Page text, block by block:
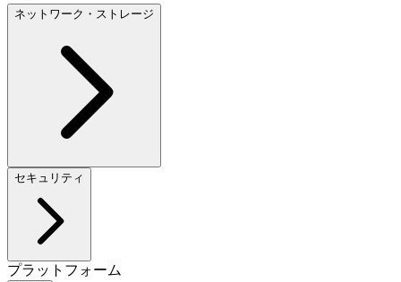
ネットワーク・ストレージ
セキュリティ
プラットフォーム